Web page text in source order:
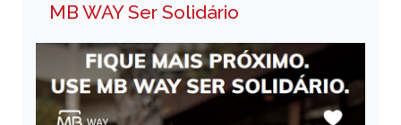
MB WAY Ser Solidário